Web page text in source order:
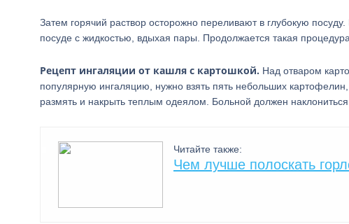
Затем горячий раствор осторожно переливают в глубокую
посуде с жидкостью, вдыхая пары. Продолжается такая
Рецепт ингаляции от кашля с картошкой. Над отваром
популярную ингаляцию, нужно взять пять небольших
размять и накрыть теплым одеялом. Больной должен
Читайте также:
Чем лучше полоскать